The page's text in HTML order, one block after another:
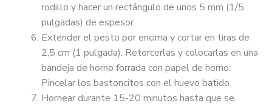
rodillo y hacer un rectángulo de unos 5 mm (1/5
pulgadas) de espesor.
Extender el pesto por encima y cortar en tiras de
2,5 cm (1 pulgada). Retorcerlas y colocarlas en una
bandeja de horno forrada con papel de horno.
Pincelar los bastoncitos con el huevo batido.
Hornear durante 15-20 minutos hasta que se